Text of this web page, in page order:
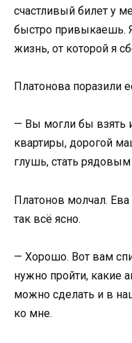
счастливый билет у
быстро привыкаешь.
жизнь, от которой я
Платонова поразили
— Вы могли бы взять
квартиры, дорогой
глушь, стать
Платонов молчал.
так всё ясно.
— Хорошо. Вот вам
нужно пройти, какие
можно сделать и в
ко мне.